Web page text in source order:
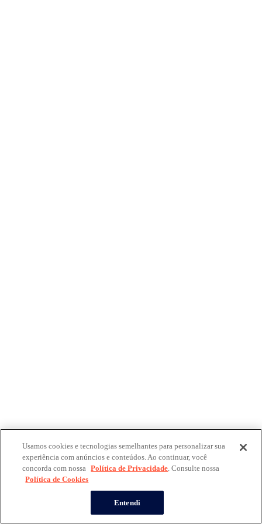
Usamos cookies e tecnologias semelhantes para personalizar sua
experiência com anúncios e conteúdos. Ao continuar, você
concorda com nossa Política de Privacidade. Consulte nossa
Política de Cookies
Entendi